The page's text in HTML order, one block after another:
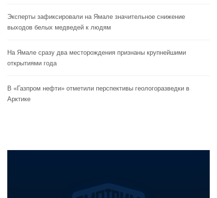
Эксперты зафиксировали на Ямале значительное снижение
выходов белых медведей к людям
На Ямале сразу два месторождения признаны крупнейшими
открытиями года
В «Газпром нефти» отметили перспективы геологоразведки в
Арктике